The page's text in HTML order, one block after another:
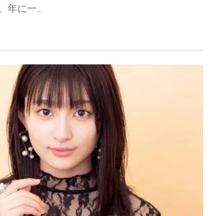
年に一...